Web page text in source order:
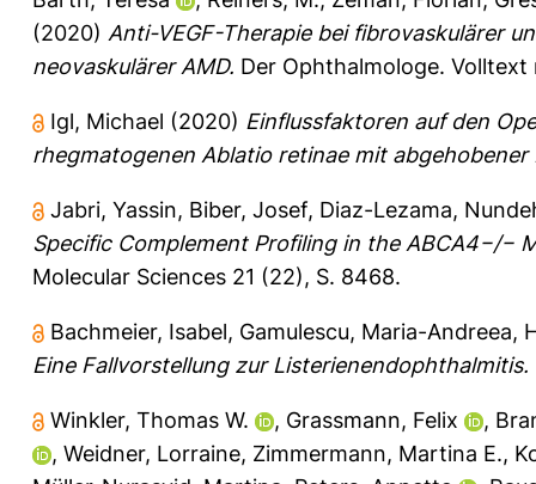
(2020) Anti-VEGF-Therapie bei fibrovaskulärer
neovaskulärer AMD. Der Ophthalmologe. Volltext
Igl, Michael (2020) Einflussfaktoren auf den
rhegmatogenen Ablatio retinae mit abgehobener
Jabri, Yassin, Biber, Josef, Diaz-Lezama,
Specific Complement Profiling in the ABCA4−/−
Molecular Sciences 21 (22), S. 8468.
Bachmeier, Isabel, Gamulescu, Maria-Andreea,
Eine Fallvorstellung zur Listerienendophthalmitis.
Winkler, Thomas W. , Grassmann, Felix ,
, Weidner, Lorraine, Zimmermann, Martina E.,